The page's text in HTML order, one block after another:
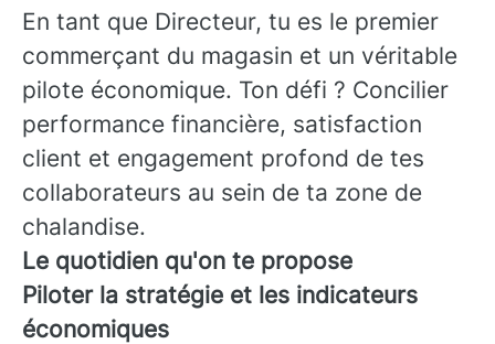
En tant que Directeur, tu es le premier
commerçant du magasin et un véritable
pilote économique. Ton défi ? Concilier
performance financière, satisfaction
client et engagement profond de tes
collaborateurs au sein de ta zone de
chalandise.
Le quotidien qu'on te propose
Piloter la stratégie et les indicateurs
économiques